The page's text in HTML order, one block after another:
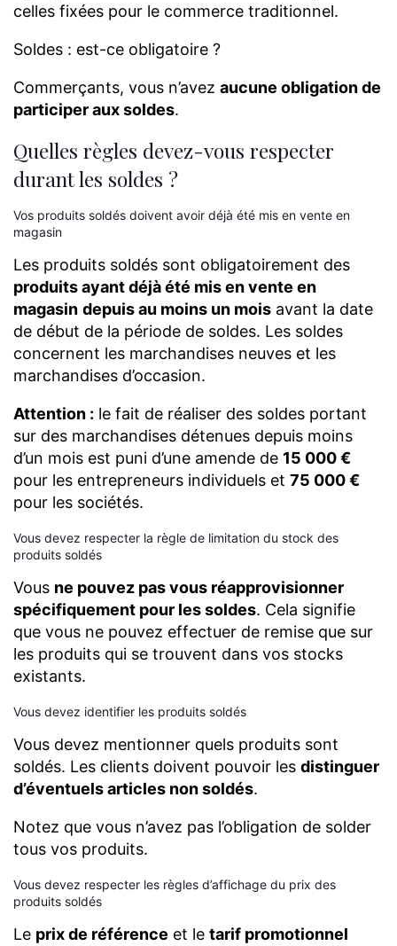
celles fixées pour le commerce traditionnel.
Soldes : est-ce obligatoire ?
Commerçants, vous n’avez aucune obligation de
participer aux soldes.
Quelles règles devez-vous respecter
durant les soldes ?
Vos produits soldés doivent avoir déjà été mis en vente en
magasin
Les produits soldés sont obligatoirement des
produits ayant déjà été mis en vente en
magasin depuis au moins un mois avant la date
de début de la période de soldes. Les soldes
concernent les marchandises neuves et les
marchandises d’occasion.
Attention : le fait de réaliser des soldes portant
sur des marchandises détenues depuis moins
d’un mois est puni d’une amende de 15 000 €
pour les entrepreneurs individuels et 75 000 €
pour les sociétés.
Vous devez respecter la règle de limitation du stock des
produits soldés
Vous ne pouvez pas vous réapprovisionner
spécifiquement pour les soldes. Cela signifie
que vous ne pouvez effectuer de remise que sur
les produits qui se trouvent dans vos stocks
existants.
Vous devez identifier les produits soldés
Vous devez mentionner quels produits sont
soldés. Les clients doivent pouvoir les distinguer
d’éventuels articles non soldés.
Notez que vous n’avez pas l’obligation de solder
tous vos produits.
Vous devez respecter les règles d’affichage du prix des
produits soldés
Le prix de référence et le tarif promotionnel